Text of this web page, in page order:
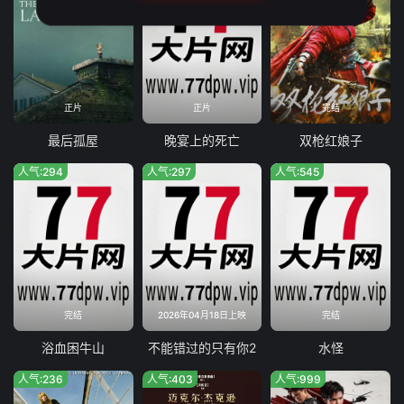
正片
最后孤屋
正片
晚宴上的死亡
完结
双枪红娘子
完结
人气:294
浴血困牛山
2026年04月18日上映
人气:297
不能错过的只有你2
完结
人气:545
水怪
人气:236 人气:403 人气:999